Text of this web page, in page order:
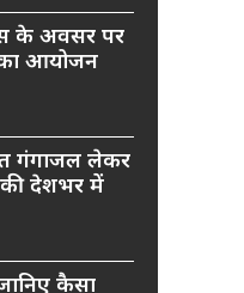
के अवसर पर
का आयोजन
गंगाजल लेकर
की देशभर में
कैसा